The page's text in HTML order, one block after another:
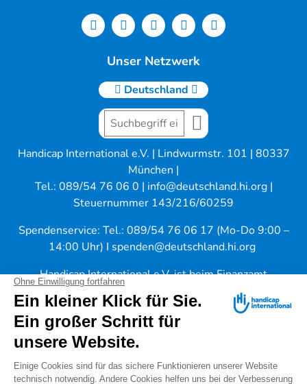
Unser Netzwerk
Deutschland
Handicap International e.V. | Lindwurmstr. 101 | 80337
München |
Tel.: 089/54 76 06 0 | info@deutschland.hi.org|
Steuernummer 143/216/60259
Spendenservice: Tel.: 089/54 76 06 17 (Mo-Do 9:00 –
14:00 Uhr) I spenden@deutschland.hi.org
Handicap International e.V. ist beim Finanzamt
München als gemeinnützig und mildtätig anerkannt.
Spenden können steuerlich geltend gemacht werden.
IBAN: DE56 3702 0500 0008 8172 00
Warnung vor "falschen Spendensammlern"